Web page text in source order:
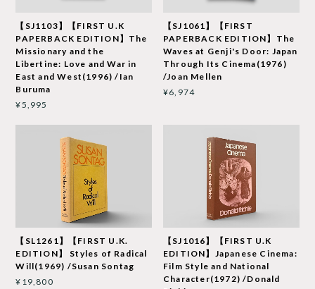
【SJ1103】【FIRST U.K
PAPERBACK EDITION】The
Missionary and the
Libertine: Love and War in
East and West(1996) /Ian
Buruma
¥5,995
【SJ1061】【FIRST
PAPERBACK EDITION】The
Waves at Genji's Door: Japan
Through Its Cinema(1976)
/Joan Mellen
¥6,974
【SL1261】【FIRST U.K.
EDITION】 Styles of Radical
Will(1969) /Susan Sontag
¥19,800
【SJ1016】【FIRST U.K
EDITION】Japanese Cinema:
Film Style and National
Character(1972) /Donald